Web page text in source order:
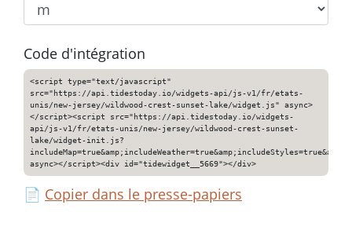
Code d'intégration
<script type="text/javascript"
src="https://api.tidestoday.io/widgets-api/js-v1/fr/etats-
unis/new-jersey/wildwood-crest-sunset-lake/widget.js" async>
</script><script src="https://api.tidestoday.io/widgets-
api/js-v1/fr/etats-unis/new-jersey/wildwood-crest-sunset-
lake/widget-init.js?
async></script><div id="tidewidget__5669"></div>
📄 Copier dans le presse-papiers